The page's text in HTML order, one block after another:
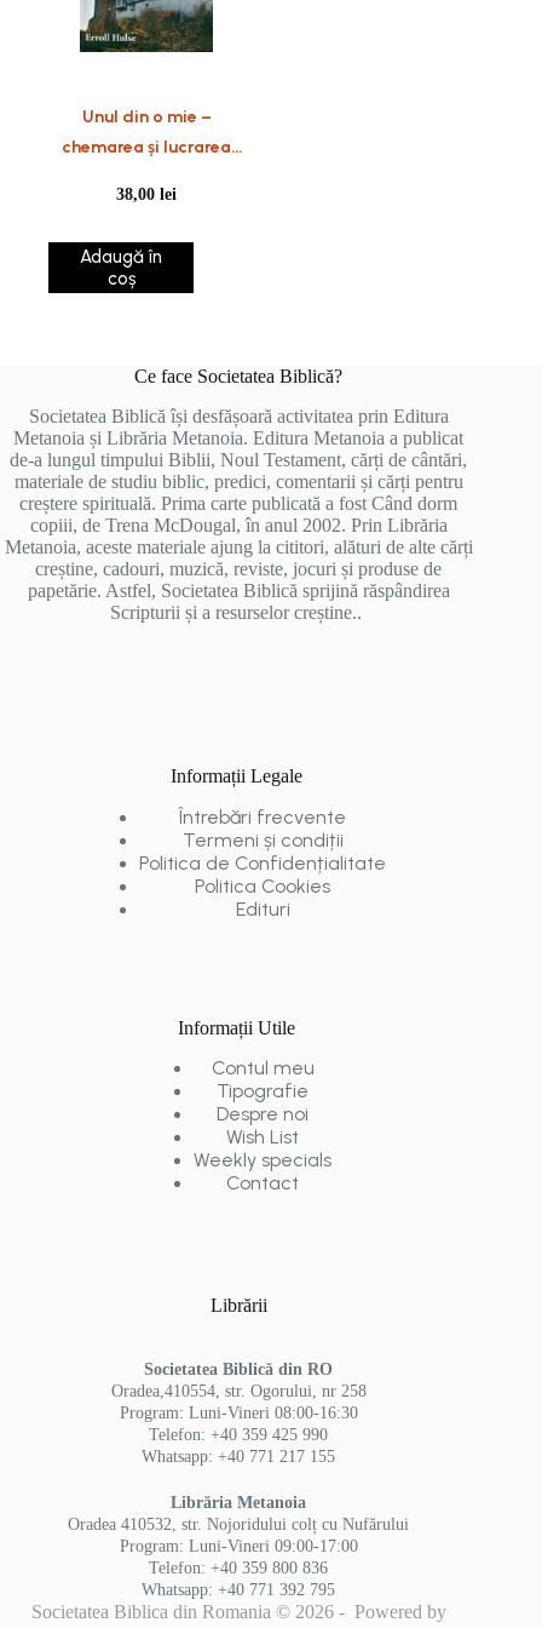
Unul din o mie –
chemarea și lucrarea
38,00lei
Adaugă în
coș
Ce face Societatea Biblică?
Societatea Biblică își desfășoară activitatea prin Editura
Metanoia și Librăria Metanoia. Editura Metanoia a publicat
de-a lungul timpului Biblii, Noul Testament, cărți de cântări,
materiale de studiu biblic, predici, comentarii și cărți pentru
creștere spirituală. Prima carte publicată a fost Când dorm
copiii, de Trena McDougal, în anul 2002. Prin Librăria
Metanoia, aceste materiale ajung la cititori, alături de alte cărți
creștine, cadouri, muzică, reviste, jocuri și produse de
papetărie. Astfel, Societatea Biblică sprijină răspândirea
Scripturii și a resurselor creștine..
Informații Legale
Întrebări frecvente
Termeni și condiții
Politica de Confidențialitate
Politica Cookies
Edituri
Informații Utile
Contul meu
Tipografie
Despre noi
Wish List
Weekly specials
Contact
Librării
Societatea Biblică din RO
Oradea,410554, str. Ogorului, nr 258
Program: Luni-Vineri 08:00-16:30
Telefon: +40 359 425 990
Whatsapp: +40 771 217 155
Librăria Metanoia
Oradea 410532, str. Nojoridului colț cu Nufărului
Program: Luni-Vineri 09:00-17:00
Telefon: +40 359 800 836
Whatsapp: +40 771 392 795
Societatea Biblica din Romania © 2026 - Powered by